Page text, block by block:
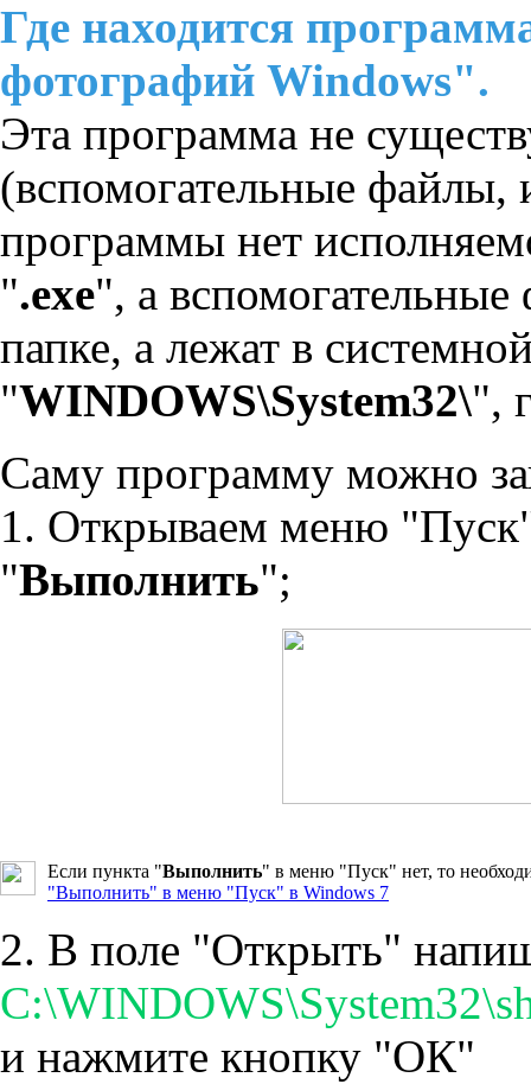
Где находится
фотографий Windows".
Эта программа не
(вспомогательные
программы нет
".exe", а
папке, а лежат в
"WINDOWS\System32\",
Саму программу можно
1. Открываем меню
"Выполнить";
Если пункта "Выполнить" в меню "Пуск" нет, то
"Выполнить" в меню "Пуск" в Windows 7
2. В поле "Открыть"
и нажмите кнопку "ОК"